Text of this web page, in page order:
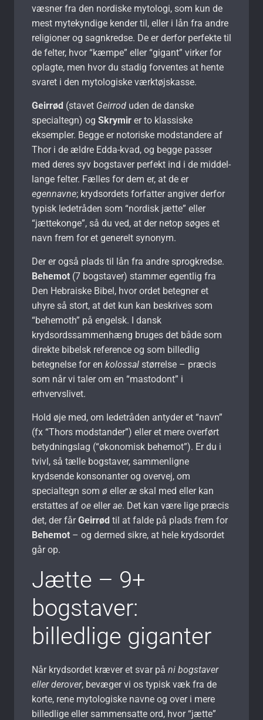
væsner fra den nordiske mytologi, som kun de
mest mytekyndige kender til, eller i lån fra andre
religioner og sagnkredse. De er derfor perfekte til
de felter, hvor “kæmpe” eller “gigant” virker for
oplagte, men hvor du stadig forventes at hente
svaret i den mytologiske værktøjskasse.
Geirrød (stavet Geirrod uden de danske
specialtegn) og Skrymir er to klassiske
eksempler. Begge er notoriske modstandere af
Thor i de ældre Edda-kvad, og begge passer
med deres syv bogstaver perfekt ind i de middel-
lange felter. Fælles for dem er, at de er
egennavne; krydsordets forfatter angiver derfor
typisk ledetråden som “nordisk jætte” eller
“jættekonge”, så du ved, at der netop søges et
navn frem for et generelt synonym.
Der er også plads til lån fra andre sprogkredse.
Behemot (7 bogstaver) stammer egentlig fra
Den Hebraiske Bibel, hvor ordet betegner et
uhyre så stort, at det kun kan beskrives som
“behemoth” på engelsk. I dansk
krydsordssammenhæng bruges det både som
direkte bibelsk reference og som billedlig
betegnelse for en kolossal størrelse – præcis
som når vi taler om en “mastodont” i
erhvervslivet.
Hold øje med, om ledetråden antyder et “navn”
(fx “Thors modstander”) eller et mere overført
betydningslag (“økonomisk behemot”). Er du i
tvivl, så tælle bogstaver, sammenligne
krydsende konsonanter og overvej, om
specialtegn som ø elleræ skal med eller kan
erstattes af oe ellerae. Det kan være lige præcis
det, der fårGeirrød til at falde på plads frem for
Behemot – og dermed sikre, at hele krydsordet
går op.
Jætte – 9+
bogstaver:
billedlige giganter
Når krydsordet kræver et svar på ni bogstaver
eller derover, bevæger vi os typisk væk fra de
korte, rene mytologiske navne og over i mere
billedlige eller sammensatte ord, hvor “jætte”